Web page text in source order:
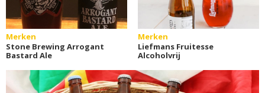
Merken
Stone Brewing Arrogant
Bastard Ale
Merken
Liefmans Fruitesse
Alcoholvrij